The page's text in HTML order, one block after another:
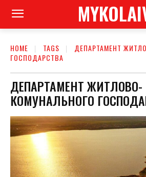
HOME TAGS
ДЕПАРТАМЕНТ
ГОСПОДАРСТВА
ДЕПАРТАМЕНТ ЖИТЛОВО-
КОМУНАЛЬНОГО